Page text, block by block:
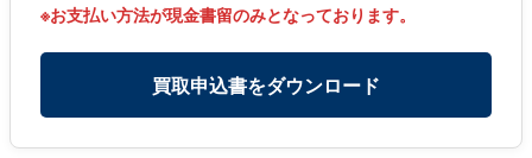
※お支払い方法が現金書留のみとなっております。
買取申込書をダウンロード